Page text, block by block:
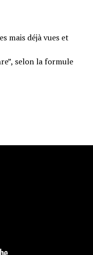
mais déjà vues et
selon la formule